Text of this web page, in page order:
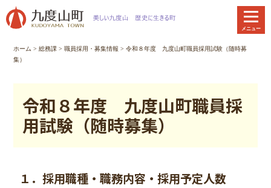
文
メニュー
ホーム >総務課 >職員採用・募集情報 > 令和８年度 九度山町職員採用試験（随時募
集）
令和８年度 九度山町職員採
用試験（随時募集）
１．採用職種・職務内容・採用予定人数